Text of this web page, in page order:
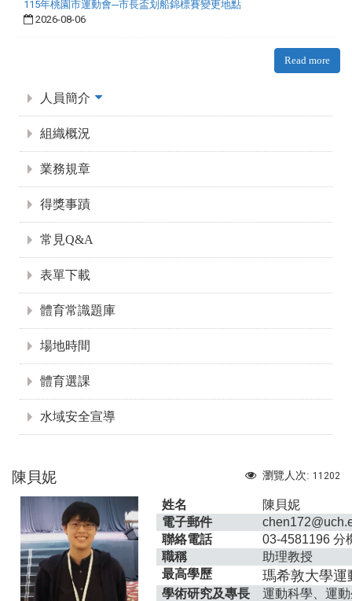
115年桃園市運動會─市長盃划船錦標賽變更地點
2026-08-06
Read more
人員簡介
組織概況
業務規章
得獎事蹟
常見Q&A
表單下載
體育常識題庫
場地時間
體育選課
水域安全宣導
瀏覽人次: 11202
陳貝妮
姓名
陳貝妮
電子郵件
聯絡電話
03-4581196分
職稱
助理教授
最高學歷
瑪希敦大學
學術研究及專長
運動科學、運